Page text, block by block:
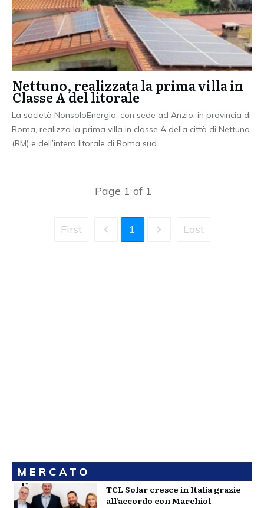
Nettuno, realizzata la prima villa in
Classe A del litorale
La società NonsoloEnergia, con sede ad Anzio, in provincia di
Roma, realizza la prima villa in classe A della città di Nettuno
(RM) e dell’intero litorale di Roma sud.
Page 1 of 1
First 1 Last
MERCATO
TCL Solar cresce in Italia grazie
all’accordo con Marchiol